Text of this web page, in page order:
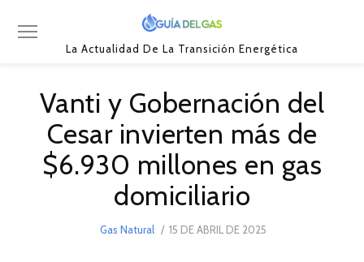
La Actualidad De La Transición Energética
Vanti y Gobernación del
Cesar invierten más de
$6.930 millones en gas
domiciliario
Gas Natural
POSTED
15 DE ABRIL DE 2025